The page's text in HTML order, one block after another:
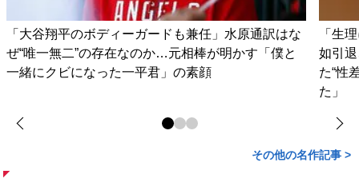
「大谷翔平のボディーガードも兼任」水原通訳はな
ぜ“唯一無二”の存在なのか…元相棒が明かす「僕と
一緒にクビになった一平君」の素顔
「生
如引
た“性
た」
その他の名作記事 >